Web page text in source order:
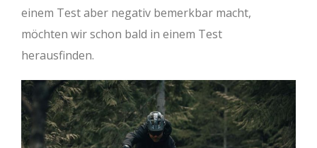
einem Test aber negativ bemerkbar macht,
möchten wir schon bald in einem Test
herausfinden.